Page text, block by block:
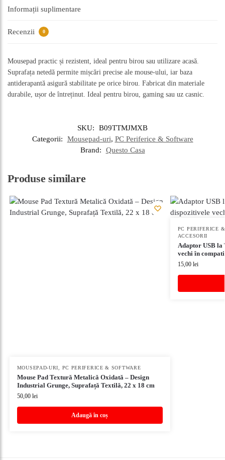
Informații suplimentare
Recenzii 0
Mousepad practic și rezistent, ideal pentru birou sau utilizare acasă.
Suprafața netedă permite mișcări precise ale mouse-ului, iar baza
antiderapantă asigură stabilitate pe orice birou. Fabricat din materiale
durabile, ușor de întreținut. Ideal pentru birou, gaming sau uz casnic.
SKU:
B09TTMJMXB
Categorii:
Mousepad-uri, PC Periferice & Software
Brand:
Questo Casa
Produse similare
MOUSEPAD-URI PC PERIFERICE & SOFTWARE
Mouse Pad Textură Metalică Oxidată – Design
Industrial Grunge, Suprafață Textilă, 22 x 18 cm
50,00 lei
Adaugă în coș
PC PERIFERICE
ACCESORII
Adaptor USB
vechi în
15,00 lei